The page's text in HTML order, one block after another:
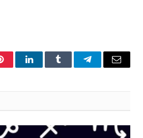
LinkedInTumblr TelegramEmail